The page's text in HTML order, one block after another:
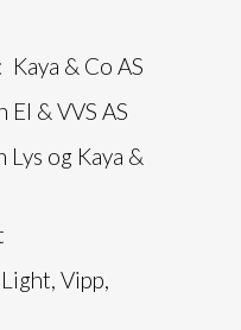
Kaya & Co AS
El & VVS AS
Lys og Kaya &
Vipp,